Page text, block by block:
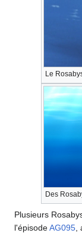
Le
Des
Plusieurs
l'épisodeAG095